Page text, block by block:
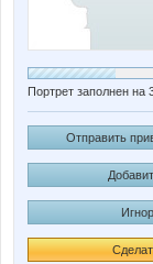
Портрет заполнен на
Отправить